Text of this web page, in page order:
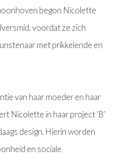
begon Nicolette
voordat ze zich
met prikkelende en
van haar moeder en haar
Nicolette in haar project ‘B’
design. Hierin worden
en sociale